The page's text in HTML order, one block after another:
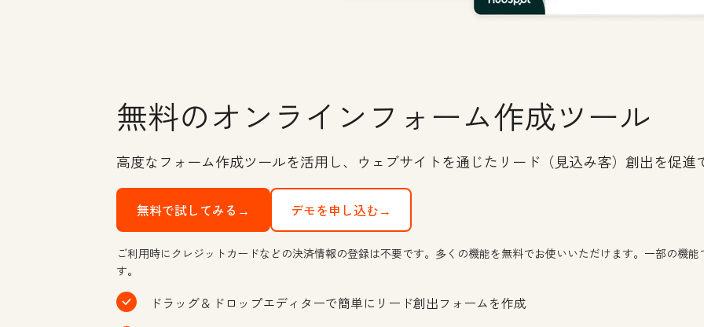
無料のオンラインフォーム作成ツール
高度なフォーム作成ツールを活用し、ウェブサイトを通じたリード（見込み客）創出を促進
無料で試してみる→ デモを申し込む→
ご利用時にクレジットカードなどの決済情報の登録は不要です。多くの機能を無料でお使いいただけます。一部の機
す。
ドラッグ＆ドロップエディターで簡単にリード創出フォームを作成